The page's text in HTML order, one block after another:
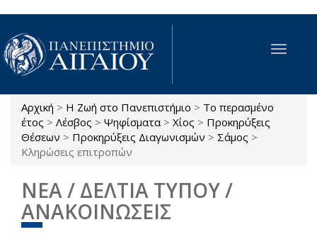
Παράκαμψη προς το κυρίως περιεχόμενο
Toggle
Είστε εδώ
Αρχική > Η Ζωή στο Πανεπιστήμιο > Το περασμένο
έτος > Λέσβος > Ψηφίσματα > Χίος > Προκηρύξεις
Θέσεων > Προκηρύξεις Διαγωνισμών > Σάμος >
Κληρώσεις επιτροπών
ΝΕΑ / ΔΕΛΤΙΑ ΤΥΠΟΥ /
ΑΝΑΚΟΙΝΩΣΕΙΣ